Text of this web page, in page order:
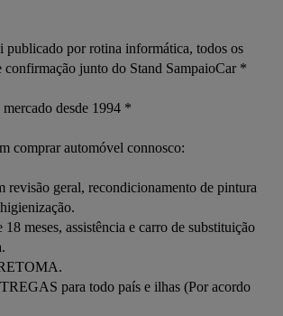
publicado por rotina informática, todos os
confirmação junto do Stand SampaioCar *
desde 1994 *
comprar automóvel connosco:
geral, recondicionamento de pintura
meses, assistência e carro de substituição
para todo país e ilhas (Por acordo